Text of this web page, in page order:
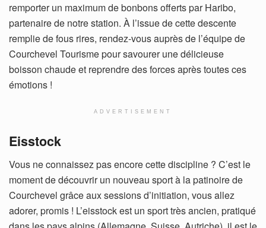
remporter un maximum de bonbons offerts par Haribo,
partenaire de notre station. À l’issue de cette descente
remplie de fous rires, rendez-vous auprès de l’équipe de
Courchevel Tourisme pour savourer une délicieuse
boisson chaude et reprendre des forces après toutes ces
émotions !
ADVERTISEMENT
Eisstock
Vous ne connaissez pas encore cette discipline ? C’est le
moment de découvrir un nouveau sport à la patinoire de
Courchevel grâce aux sessions d’initiation, vous allez
adorer, promis ! L’eisstock est un sport très ancien, pratiqué